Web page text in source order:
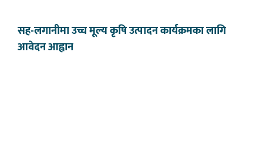
सह-लगानीमा उच्च मूल्य कृषि उत्पादन कार्यक्रमका लागि
आवेदन आह्वान